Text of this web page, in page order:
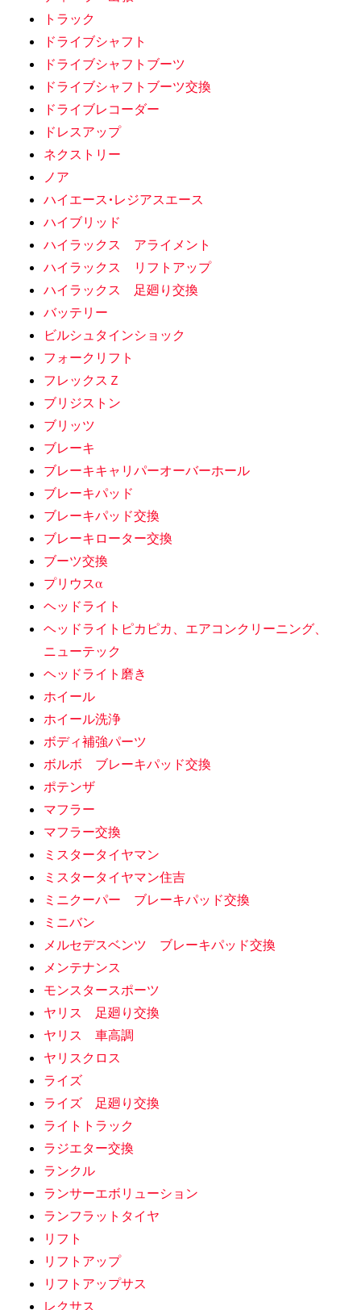
トラック
ドライブシャフト
ドライブシャフトブーツ
ドライブシャフトブーツ交換
ドライブレコーダー
ドレスアップ
ネクストリー
ノア
ハイエース•レジアスエース
ハイブリッド
ハイラックス アライメント
ハイラックス リフトアップ
ハイラックス 足廻り交換
バッテリー
ビルシュタインショック
フォークリフト
フレックスＺ
ブリジストン
ブリッツ
ブレーキ
ブレーキキャリパーオーバーホール
ブレーキパッド
ブレーキパッド交換
ブレーキローター交換
ブーツ交換
プリウスα
ヘッドライト
ヘッドライトピカピカ、エアコンクリーニング、
ニューテック
ヘッドライト磨き
ホイール
ホイール洗浄
ボディ補強パーツ
ボルボ ブレーキパッド交換
ポテンザ
マフラー
マフラー交換
ミスタータイヤマン
ミスタータイヤマン住吉
ミニクーパー ブレーキパッド交換
ミニバン
メルセデスベンツ ブレーキパッド交換
メンテナンス
モンスタースポーツ
ヤリス 足廻り交換
ヤリス 車高調
ヤリスクロス
ライズ
ライズ 足廻り交換
ライトトラック
ラジエター交換
ランクル
ランサーエボリューション
ランフラットタイヤ
リフト
リフトアップ
リフトアップサス
レクサス